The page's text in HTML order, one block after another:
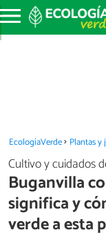
EcologíaVerde Plantas y
Cultivo y cuidados
Buganvilla
significa y
verde a esta